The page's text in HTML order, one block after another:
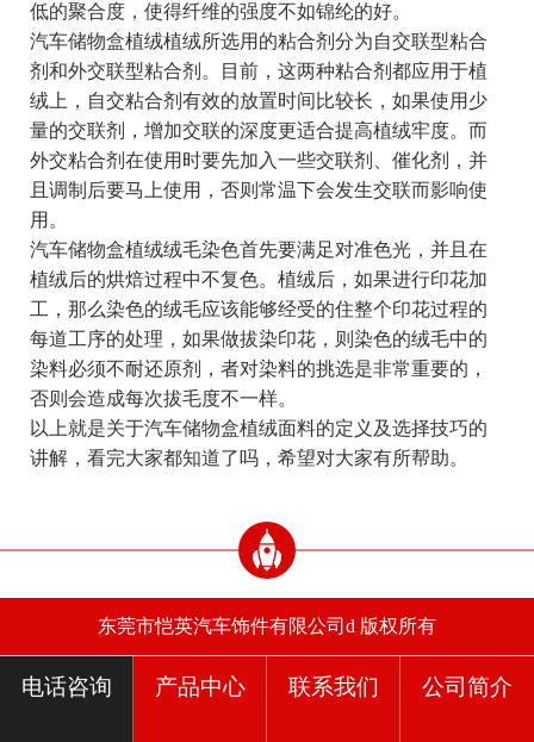
低的聚合度，使得纤维的强度不如锦纶的好。
汽车储物盒植绒植绒所选用的粘合剂分为自交联型粘合
剂和外交联型粘合剂。目前，这两种粘合剂都应用于植
绒上，自交粘合剂有效的放置时间比较长，如果使用少
量的交联剂，增加交联的深度更适合提高植绒牢度。而
外交粘合剂在使用时要先加入一些交联剂、催化剂，并
且调制后要马上使用，否则常温下会发生交联而影响使
用。
汽车储物盒植绒绒毛染色首先要满足对准色光，并且在
植绒后的烘焙过程中不复色。植绒后，如果进行印花加
工，那么染色的绒毛应该能够经受的住整个印花过程的
每道工序的处理，如果做拔染印花，则染色的绒毛中的
染料必须不耐还原剂，者对染料的挑选是非常重要的，
否则会造成每次拔毛度不一样。
以上就是关于汽车储物盒植绒面料的定义及选择技巧的
讲解，看完大家都知道了吗，希望对大家有所帮助。
东莞市恺英汽车饰件有限公司d 版权所有
电话咨询 产品中心 联系我们 公司简介